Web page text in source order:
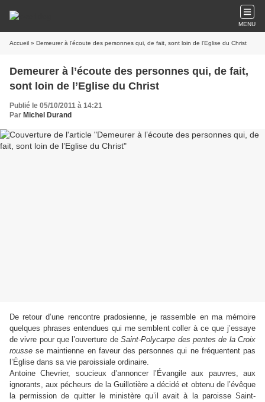
MENU
Accueil » Demeurer à l’écoute des personnes qui, de fait, sont loin de l’Eglise du Christ
Demeurer à l’écoute des personnes qui, de fait,
sont loin de l’Eglise du Christ
Publié le 05/10/2011 à 14:21
Par Michel Durand
De retour d’une rencontre pradosienne, je rassemble en ma mémoire
quelques phrases entendues qui me semblent coller à ce que j’essaye
de vivre pour que l’ouverture deSaint-Polycarpe des pentes de la Croix
rousse se maintienne en faveur des personnes qui ne fréquentent pas
l’Église dans sa vie paroissiale ordinaire.
Antoine Chevrier, soucieux d’annoncer l’Évangile aux pauvres, aux
ignorants, aux pécheurs de la Guillotière a décidé et obtenu de l’évêque
la permission de quitter le ministère qu’il avait à la paroisse Saint-